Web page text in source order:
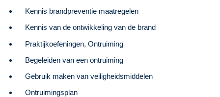
Kennis brandpreventie maatregelen
Kennis van de ontwikkeling van de brand
Praktijkoefeningen, Ontruiming
Begeleiden van een ontruiming
Gebruik maken van veiligheidsmiddelen
Ontruimingsplan